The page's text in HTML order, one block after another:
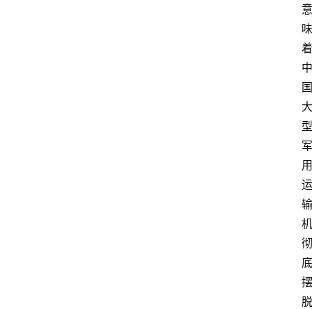
意
味
着
中
国
大
型
军
用
运
输
机
彻
底
摆
脱